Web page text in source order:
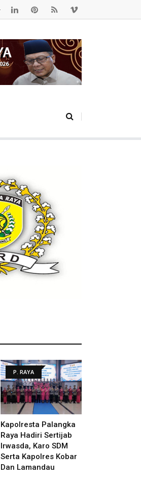
P. RAYA
Kapolresta Palangka
Raya Hadiri Sertijab
Irwasda, Karo SDM
Serta Kapolres Kobar
Dan Lamandau